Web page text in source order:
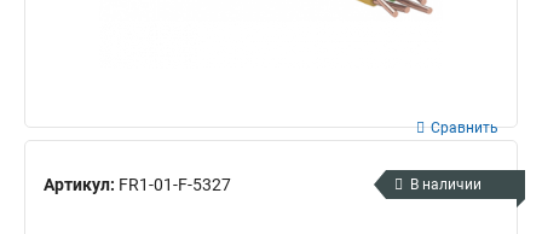
Артикул: FR1-01-F-5327
Сравнить
В наличии